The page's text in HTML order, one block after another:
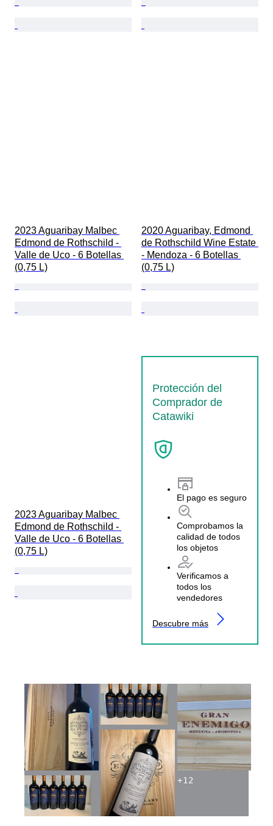
2023 Aguaribay Malbec
Edmond de Rothschild -
Valle de Uco - 6 Botellas
(0,75 L)
2020 Aguaribay, Edmond
de Rothschild Wine Estate
- Mendoza - 6 Botellas
(0,75 L)
2023 Aguaribay Malbec
Edmond de Rothschild -
Valle de Uco - 6 Botellas
(0,75 L)
Protección del
Comprador de
Catawiki
El pago es seguro
Comprobamos la
calidad de todos
los objetos
Verificamos a
todos los
vendedores
Descubre más
+12